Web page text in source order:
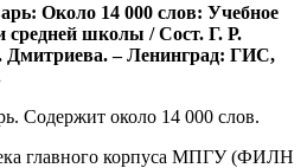
Около 14 000 слов: Учебное
средней школы / Сост. Г. Р.
– Ленинград: ГИС,
Содержит около 14 000 слов.
главного корпуса МПГУ (ФИЛН